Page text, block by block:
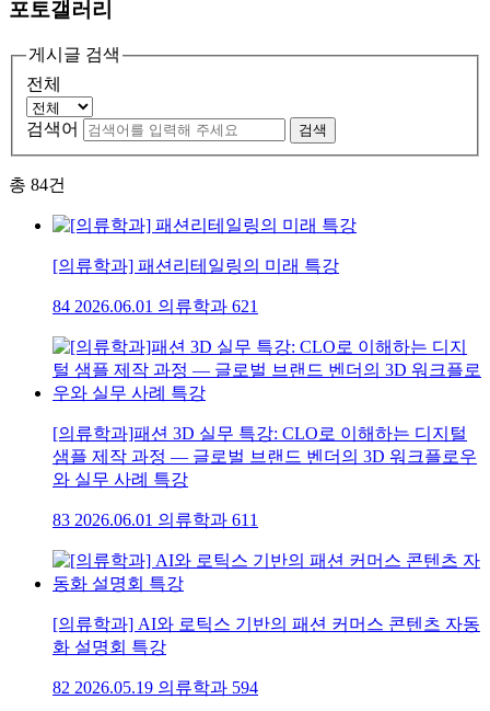
포토갤러리
게시글 검색
전체
검색어 검색
총 84건
[의류학과] 패션리테일링의 미래 특강
84 2026.06.01 의류학과 621
[의류학과]패션 3D 실무 특강: CLO로 이해하는 디지털
샘플 제작 과정 — 글로벌 브랜드 벤더의 3D 워크플로우
와 실무 사례 특강
83 2026.06.01 의류학과 611
[의류학과] AI와 로틱스 기반의 패션 커머스 콘텐츠 자동
화 설명회 특강
82 2026.05.19 의류학과 594